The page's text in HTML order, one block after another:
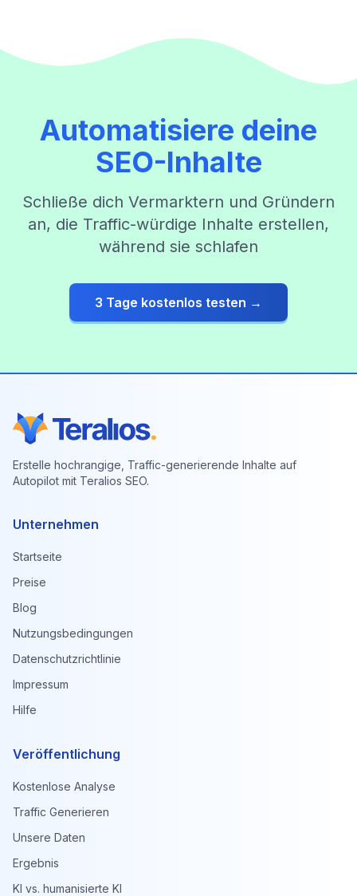
Automatisiere deine
SEO-Inhalte
Schließe dich Vermarktern und Gründern
an, die Traffic-würdige Inhalte erstellen,
während sie schlafen
3 Tage kostenlos testen →
Erstelle hochrangige, Traffic-generierende Inhalte auf
Autopilot mit Teralios SEO.
Unternehmen
Startseite
Preise
Blog
Nutzungsbedingungen
Datenschutzrichtlinie
Impressum
Hilfe
Veröffentlichung
Kostenlose Analyse
Traffic Generieren
Unsere Daten
Ergebnis
KI vs. humanisierte KI